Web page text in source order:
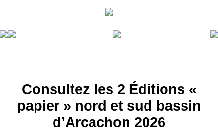
Consultez les 2 Éditions «
papier » nord et sud bassin
d’Arcachon 2026